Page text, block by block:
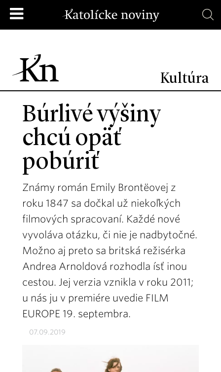
Kultúra
Búrlivé výšiny
chcú opäť
pobúriť
Známy román Emily Brontëovej z
roku 1847 sa dočkal už niekoľkých
filmových spracovaní. Každé nové
vyvoláva otázku, či nie je nadbytočné.
Možno aj preto sa britská režisérka
Andrea Arnoldová rozhodla ísť inou
cestou. Jej verzia vznikla v roku 2011;
u nás ju v premiére uvedie FILM
EUROPE 19. septembra.
07.09.2019